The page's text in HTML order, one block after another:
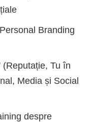
Branding
(Reputație, Tu în
Media și Social
despre